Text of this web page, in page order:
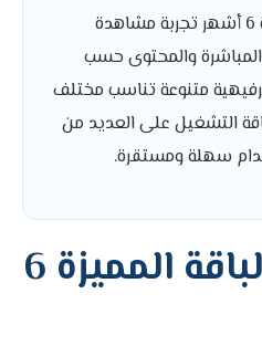
تمنحك الباقة المميزة لمدة 6 أشهر تجربة مشاهدة
المباشرة والمحتوى حسب
متنوعة تناسب مختلف
التشغيل على العديد من
سهلة ومستقرة.
أبرز مميزات الباقة المميزة 6